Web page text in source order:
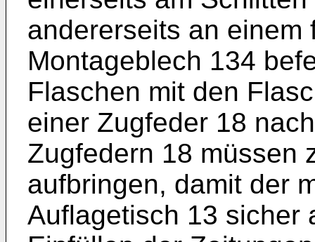
andererseits an einem
Montageblech 134
Flaschen mit den
einer Zugfeder 18
Zugfedern 18 müssen
aufbringen, damit der
Auflagetisch 13 sicher